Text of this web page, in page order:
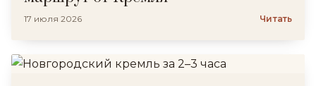
17 июля 2026 Читать